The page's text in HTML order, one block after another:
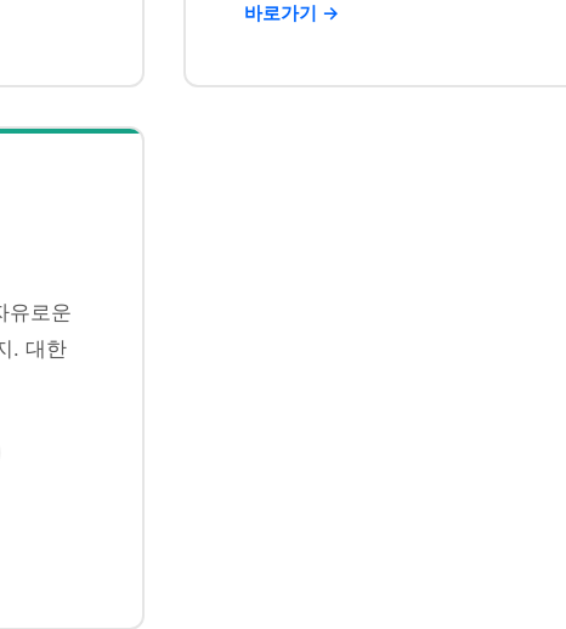
바로가기 →
유로운
. 대한